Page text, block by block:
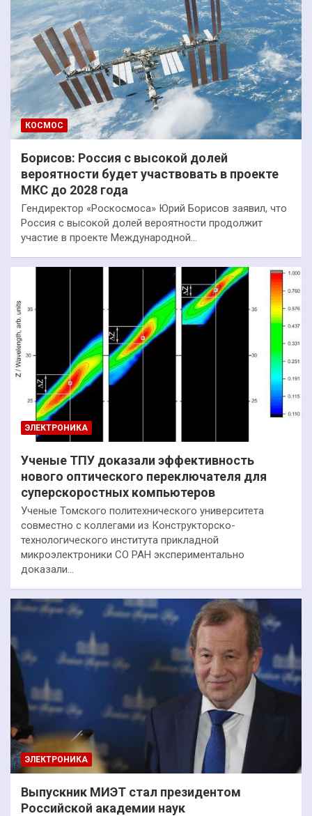
КОСМОС
Борисов: Россия с высокой долей
вероятности будет участвовать в проекте
МКС до 2028 года
Гендиректор «Роскосмоса» Юрий Борисов заявил, что
Россия с высокой долей вероятности продолжит
участие в проекте Международной…
ЭЛЕКТРОНИКА
Ученые ТПУ доказали эффективность
нового оптического переключателя для
суперскоростных компьютеров
Ученые Томского политехнического университета
совместно с коллегами из Конструкторско-
технологического института прикладной
микроэлектроники СО РАН экспериментально
доказали…
ЭЛЕКТРОНИКА
Выпускник МИЭТ стал президентом
Российской академии наук